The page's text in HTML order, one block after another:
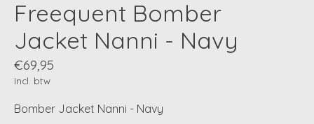
Freequent Bomber
Jacket Nanni - Navy
€69,95
Incl. btw
Bomber Jacket Nanni - Navy